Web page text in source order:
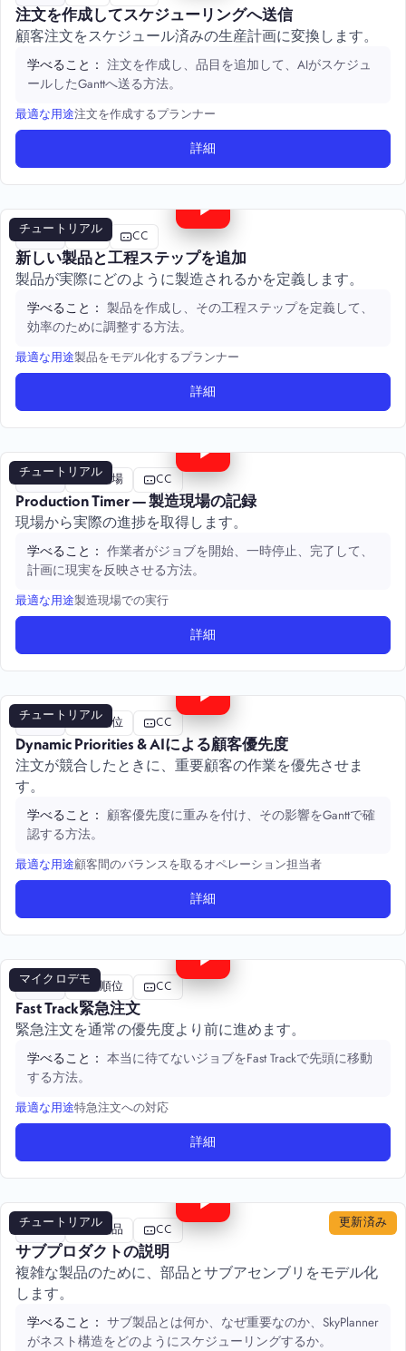
注文を作成してスケジューリングへ送信
顧客注文をスケジュール済みの生産計画に変換します。
学べること：
注文を作成し、品目を追加して、AIがスケジュ
ールしたGanttへ送る方法。
最適な用途注文を作成するプランナー
詳細
チュートリアル
評価 製品 CC
新しい製品と工程ステップを追加
製品が実際にどのように製造されるかを定義します。
学べること：
製品を作成し、その工程ステップを定義して、
効率のために調整する方法。
最適な用途製品をモデル化するプランナー
詳細
チュートリアル
評価 製造現場 CC
Production Timer — 製造現場の記録
現場から実際の進捗を取得します。
学べること：
作業者がジョブを開始、一時停止、完了して、
計画に現実を反映させる方法。
最適な用途製造現場での実行
詳細
チュートリアル
高度 優先順位 CC
Dynamic Priorities & AIによる顧客優先度
注文が競合したときに、重要顧客の作業を優先させま
す。
学べること：
顧客優先度に重みを付け、その影響をGanttで確
認する方法。
最適な用途顧客間のバランスを取るオペレーション担当者
詳細
マイクロデモ
評価 優先順位 CC
Fast Track緊急注文
緊急注文を通常の優先度より前に進めます。
学べること：
本当に待てないジョブをFast Trackで先頭に移動
する方法。
最適な用途特急注文への対応
詳細
チュートリアル 更新済み
高度 サブ製品 CC
サブプロダクトの説明
複雑な製品のために、部品とサブアセンブリをモデル化
します。
学べること：
サブ製品とは何か、なぜ重要なのか、SkyPlanner
がネスト構造をどのようにスケジューリングするか。